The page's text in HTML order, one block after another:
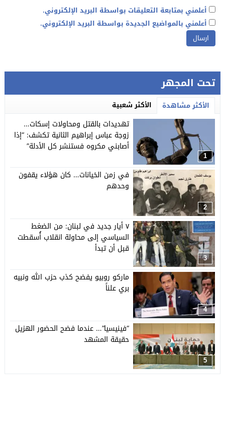
أعلمني بمتابعة التعليقات بواسطة البريد الإلكتروني.
أعلمني بالمواضيع الجديدة بواسطة البريد الإلكتروني.
تحت المجهر
الأكثر مشاهدة الأكثر شعبية
1
تهديدات بالقتل ومحاولات إسكات…
زوجة عباس إبراهيم الثانية تكشف: “إذا
أصابني مكروه فستنشر كل الأدلة”
2
في زمن الخيانات… كان هؤلاء يقفون
وحدهم
3
٧ أيار جديد في لبنان: من الضغط
السياسي إلى محاولة انقلاب أُسقطت
قبل أن تبدأ
4
ماركو روبيو يفضح كذب حزب الله ونبيه
بري علناً
5
“فينيسيا”… عندما فضح الحضور الهزيل
حقيقة المشهد